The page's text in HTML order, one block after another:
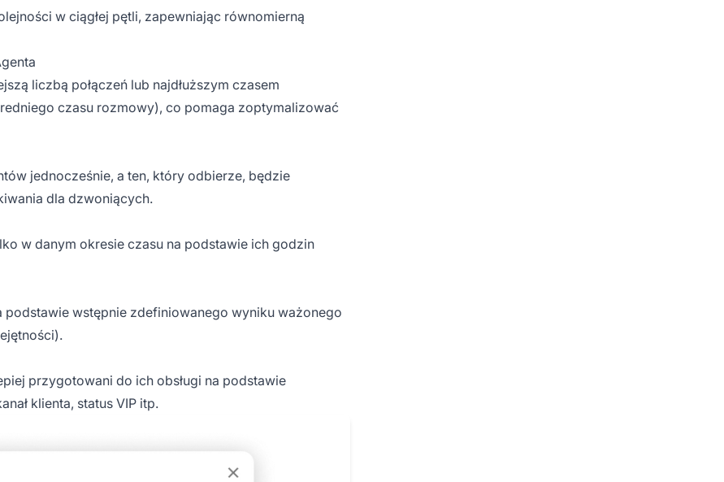
w ciągłej pętli, zapewniając równomierną
liczbą połączeń lub najdłuższym czasem
czasu rozmowy), co pomaga zoptymalizować
jednocześnie, a ten, który odbierze, będzie
dla dzwoniących.
w danym okresie czasu na podstawie ich godzin
podstawie wstępnie zdefiniowanego wyniku ważonego
przygotowani do ich obsługi na podstawie
klienta, status VIP itp.